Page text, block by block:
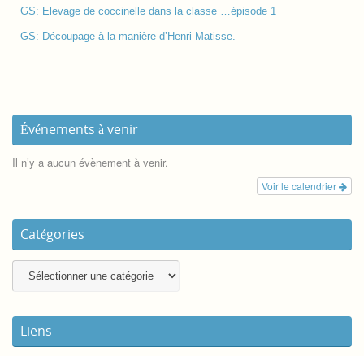
GS: Elevage de coccinelle dans la classe …épisode 1
GS: Découpage à la manière d’Henri Matisse.
Événements à venir
Il n’y a aucun évènement à venir.
Voir le calendrier
Catégories
Liens